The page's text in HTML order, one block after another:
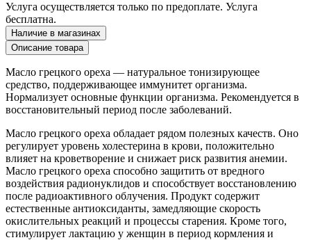
Услуга осуществляется только по предоплате. Услуга
бесплатна.
Наличие в магазинах
Описание товара
Масло грецкого ореха — натуральное тонизирующее
средство, поддерживающее иммунитет организма.
Нормализует основные функции организма. Рекомендуется в
восстановительный период после заболеваний.
Масло грецкого ореха обладает рядом полезных качеств. Оно
регулирует уровень холестерина в крови, положительно
влияет на кроветворение и снижает риск развития анемии.
Масло грецкого ореха способно защитить от вредного
воздействия радионуклидов и способствует восстановлению
после радиоактивного облучения. Продукт содержит
естественные антиоксиданты, замедляющие скорость
окислительных реакций и процессы старения. Кроме того,
стимулирует лактацию у женщин в период кормления и